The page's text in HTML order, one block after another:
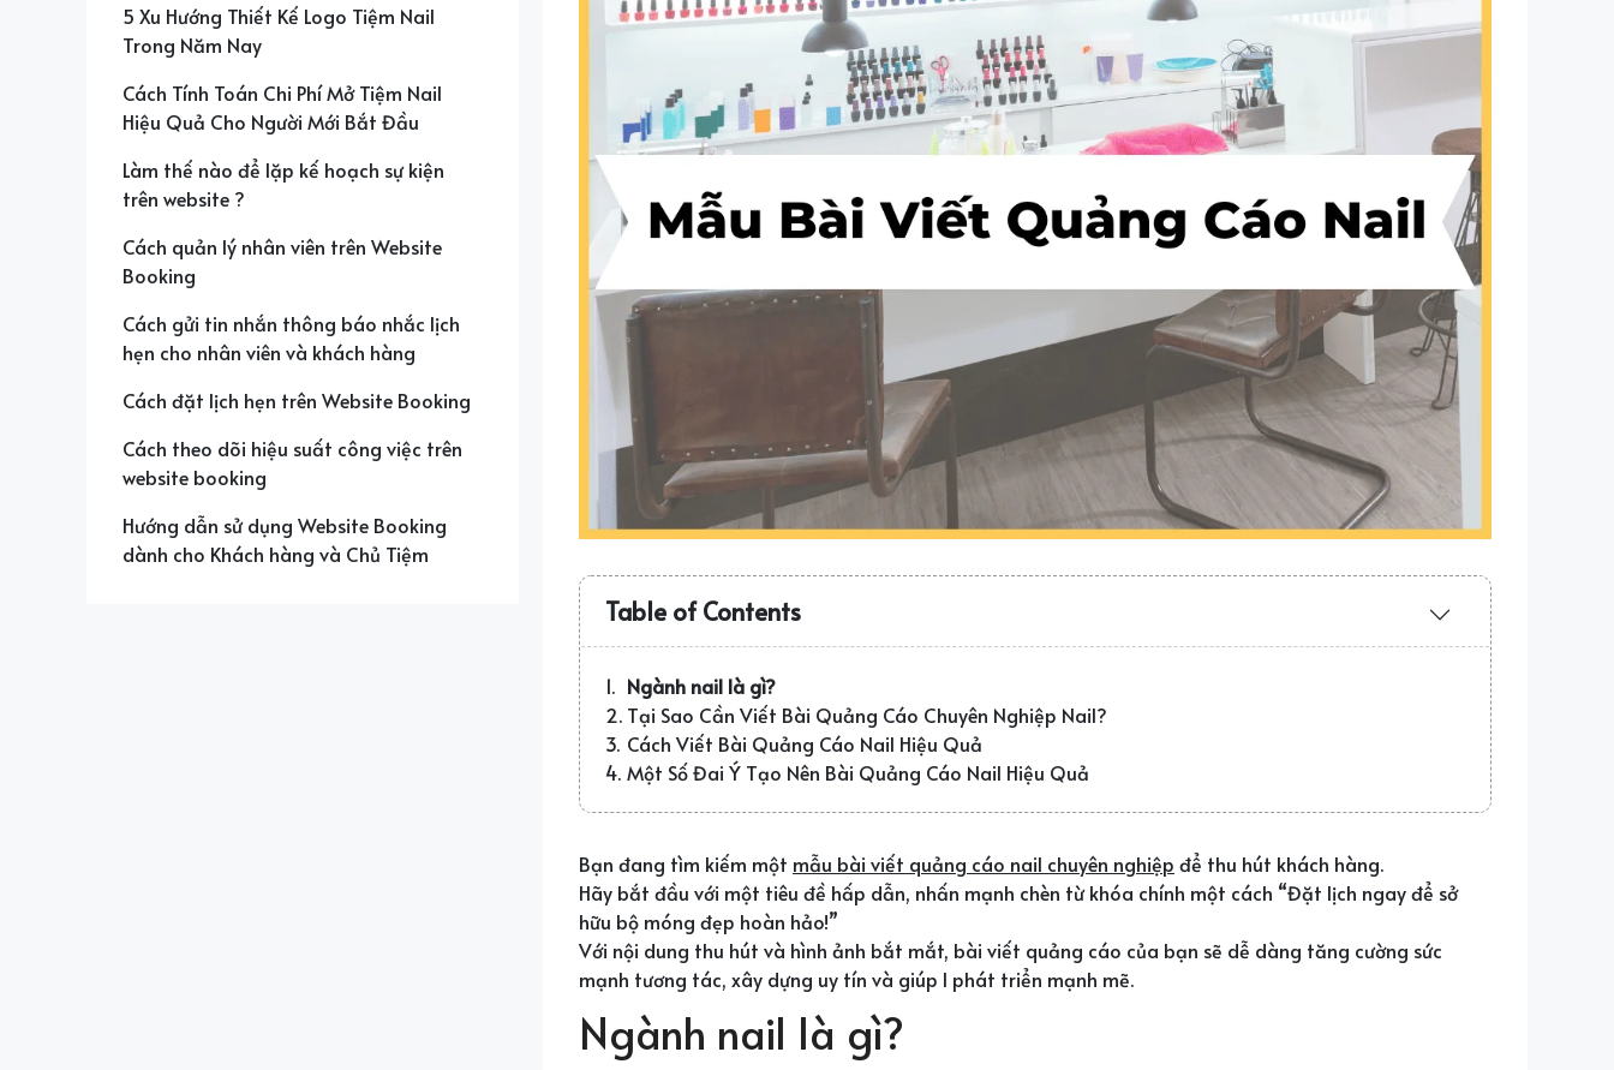
Table of Contents
Expand
Collapse
Ngành nail là gì?
Tại Sao Cần Viết Bài Quảng Cáo Chuyên Nghiệp Nail?
Cách Viết Bài Quảng Cáo Nail Hiệu Quả
Một Số Đai Ý Tạo Nên Bài Quảng Cáo Nail Hiệu Quả
Bạn đang tìm kiếm một mẫu bài viết quảng cáo nail chuyên nghiệp để thu hút khách hàng.
Hãy bắt đầu với một tiêu đề hấp dẫn, nhấn mạnh chèn từ khóa chính một cách “Đặt lịch ngay để sở
hữu bộ móng đẹp hoàn hảo!”
Với nội dung thu hút và hình ảnh bắt mắt, bài viết quảng cáo của bạn sẽ dễ dàng tăng cường sức
mạnh tương tác, xây dựng uy tín và giúp l phát triển mạnh mẽ.
Ngành nail là gì?
5 Xu Hướng Thiết Kế Logo Tiệm Nail
Trong Năm Nay
Cách Tính Toán Chi Phí Mở Tiệm Nail
Hiệu Quả Cho Người Mới Bắt Đầu
Làm thế nào để lặp kế hoạch sự kiện
trên website ?
Cách quản lý nhân viên trên Website
Booking
Cách gửi tin nhắn thông báo nhắc lịch
hẹn cho nhân viên và khách hàng
Cách đặt lịch hẹn trên Website Booking
Cách theo dõi hiệu suất công việc trên
website booking
Hướng dẫn sử dụng Website Booking
dành cho Khách hàng và Chủ Tiệm